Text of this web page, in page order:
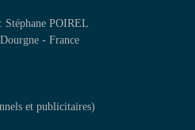
Stéphane POIREL
- France
et publicitaires)